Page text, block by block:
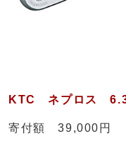
KTC ネプロス
寄付額 39,000円